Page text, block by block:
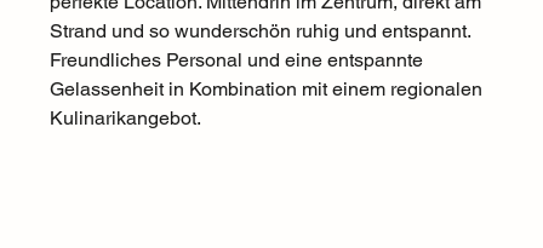
Strand und so wunderschön ruhig und entspannt.
Freundliches Personal und eine entspannte
Gelassenheit in Kombination mit einem regionalen
Kulinarikangebot.